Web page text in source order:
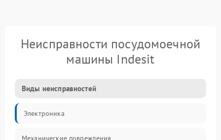
Неисправности посудомоечной
машины Indesit
Виды неисправностей
Электроника